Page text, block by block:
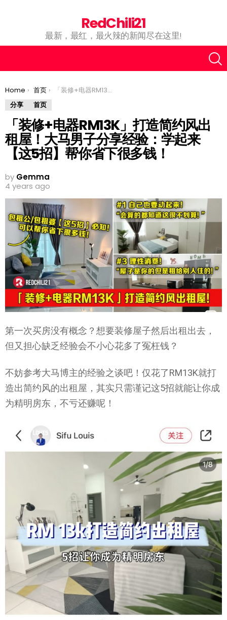
RedChili21
最新，最红，最火辣的新闻尽在这里!
You are here:
Home 首页
「装修+电器RM13K」打造简约风出租屋！大马男子分享经验：学起来【这5招】帮你省下很多钱！
分享
首页
「装修+电器RM13K」打造简约风出
租屋！大马男子分享经验：学起来
【这5招】帮你省下很多钱！
by Gemma
4 years ago
第一次买房没有概念？想要装修屋子然后出租出去，
但又担心缺乏经验会不小心花多了冤枉钱？
不妨参考大马博主的经验之谈吧！仅花了RM13K就打
造出简约风的出租屋，其实只需谨记这5招就能让你成
为精明房东，不亏还赚呢！